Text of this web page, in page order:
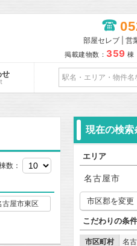
部屋セレブ | 営
掲載建物数： 359 棟
せ
古屋市東区
数：
現在の検索
エリア
名古屋市
市区郡を変更
こだわりの条件
市区町村 名